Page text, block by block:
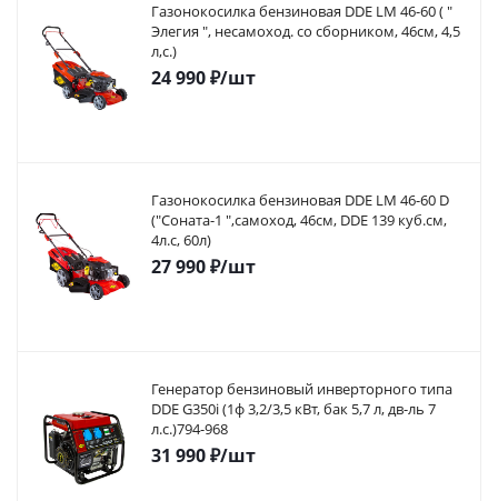
Газонокосилка бензиновая DDE LM 46-60 ( "
Элегия ", несамоход. со сборником, 46см, 4,5
л,с.)
24 990₽/шт
Газонокосилка бензиновая DDE LM 46-60 D
("Соната-1 ",самоход, 46cм, DDE 139 куб.см,
4л.с, 60л)
27 990₽/шт
Генератор бензиновый инверторного типа
DDE G350i (1ф 3,2/3,5 кВт, бак 5,7 л, дв-ль 7
л.с.)794-968
31 990₽/шт